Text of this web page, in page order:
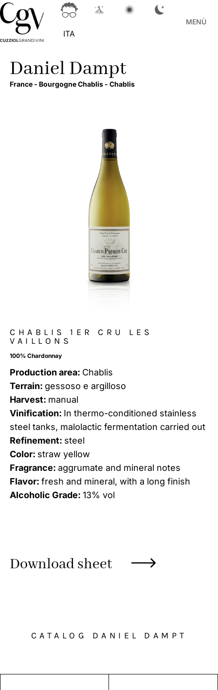
ITA
MENÙ
Daniel Dampt
France - Bourgogne Chablis - Chablis
CHABLIS 1ER CRU LES
VAILLONS
100% Chardonnay
Production area: Chablis
Terrain: gessoso e argilloso
Harvest: manual
Vinification: In thermo-conditioned stainless
steel tanks, malolactic fermentation carried out
Refinement: steel
Color: straw yellow
Fragrance: aggrumate and mineral notes
Flavor: fresh and mineral, with a long finish
Alcoholic Grade: 13% vol
Download sheet
CATALOG DANIEL DAMPT